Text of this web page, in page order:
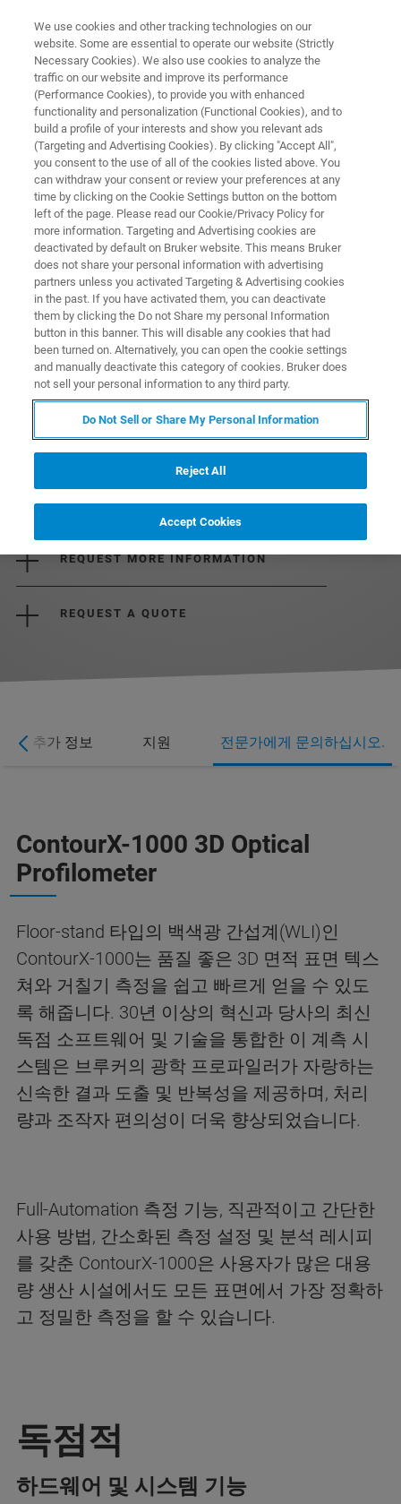
3D OPTICAL PROFILOMETER
ContourX-1000
연구 및 생산을 위해 완전 자동화된 셀프 칼리
브레이션
DOWNLOAD BROCHURE
REQUEST MORE INFORMATION
REQUEST A QUOTE
추가 정보 지원 전문가에게 문의하십시오.
ContourX-1000 3D Optical
Profilometer
Floor-stand 타입의 백색광 간섭계(WLI)인
ContourX-1000는 품질 좋은 3D 면적 표면 텍스
쳐와 거칠기 측정을 쉽고 빠르게 얻을 수 있도
록 해줍니다. 30년 이상의 혁신과 당사의 최신
독점 소프트웨어 및 기술을 통합한 이 계측 시
스템은 브루커의 광학 프로파일러가 자랑하는
신속한 결과 도출 및 반복성을 제공하며, 처리
량과 조작자 편의성이 더욱 향상되었습니다.
Full-Automation 측정 기능, 직관적이고 간단한
사용 방법, 간소화된 측정 설정 및 분석 레시피
를 갖춘 ContourX-1000은 사용자가 많은 대용
량 생산 시설에서도 모든 표면에서 가장 정확하
고 정밀한 측정을 할 수 있습니다.
독점적
하드웨어 및 시스템 기능
We use cookies and other tracking technologies on our
website. Some are essential to operate our website (Strictly
Necessary Cookies). We also use cookies to analyze the
traffic on our website and improve its performance
(Performance Cookies), to provide you with enhanced
functionality and personalization (Functional Cookies), and to
build a profile of your interests and show you relevant ads
(Targeting and Advertising Cookies). By clicking "Accept All",
you consent to the use of all of the cookies listed above. You
can withdraw your consent or review your preferences at any
time by clicking on the Cookie Settings button on the bottom
left of the page. Please read our Cookie/Privacy Policy for
more information. Targeting and Advertising cookies are
deactivated by default on Bruker website. This means Bruker
does not share your personal information with advertising
partners unless you activated Targeting & Advertising cookies
in the past. If you have activated them, you can deactivate
them by clicking the Do not Share my personal Information
button in this banner. This will disable any cookies that had
been turned on. Alternatively, you can open the cookie settings
and manually deactivate this category of cookies. Bruker does
not sell your personal information to any third party.
Do Not Sell or Share My Personal Information
Reject All
Accept Cookies